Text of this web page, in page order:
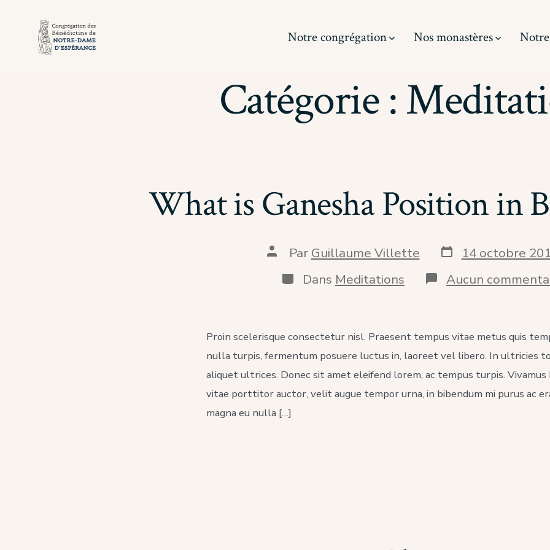
Notre congrégation Nos monastères
Catégorie :
What is Ganesha Position in
Auteur
publication
Par Guillaume Villette Date
de
publication
14 octobre
Catégories
Dans Meditations Aucun
Proin scelerisque consectetur nisl. Praesent tempus vitae metus quis
nulla turpis, fermentum posuere luctus in, laoreet vel libero. In ultricies
aliquet ultrices. Donec sit amet eleifend lorem, ac tempus turpis.
vitae porttitor auctor, velit augue tempor urna, in bibendum mi purus ac
magna eu nulla […]